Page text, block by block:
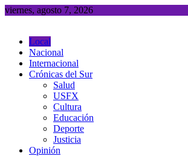
Saltar
viernes, agosto 7, 2026
Local
Nacional
Internacional
Crónicas del Sur
Salud
USFX
Cultura
Educación
Deporte
Justicia
Opinión